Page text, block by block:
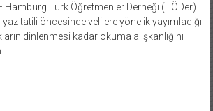
Hamburg Türk Öğretmenler Derneği (TÖDer)
tatili öncesinde velilere yönelik yayımladığı
dinlenmesi kadar okuma alışkanlığını